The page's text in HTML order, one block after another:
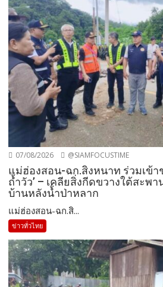
07/08/2026 @SIAMFOCUSTIME
แม่ฮ่องสอน-ฉก.สิงหนาท ร่วมเข้า
ถ้ำวัว’ – เคลียสิ่งกีดขวางใต้สะพ
บ้านหลังน้ำป่าหลาก
แม่ฮ่องสอน-ฉก.สิ...
ข่าวทั่วไทย